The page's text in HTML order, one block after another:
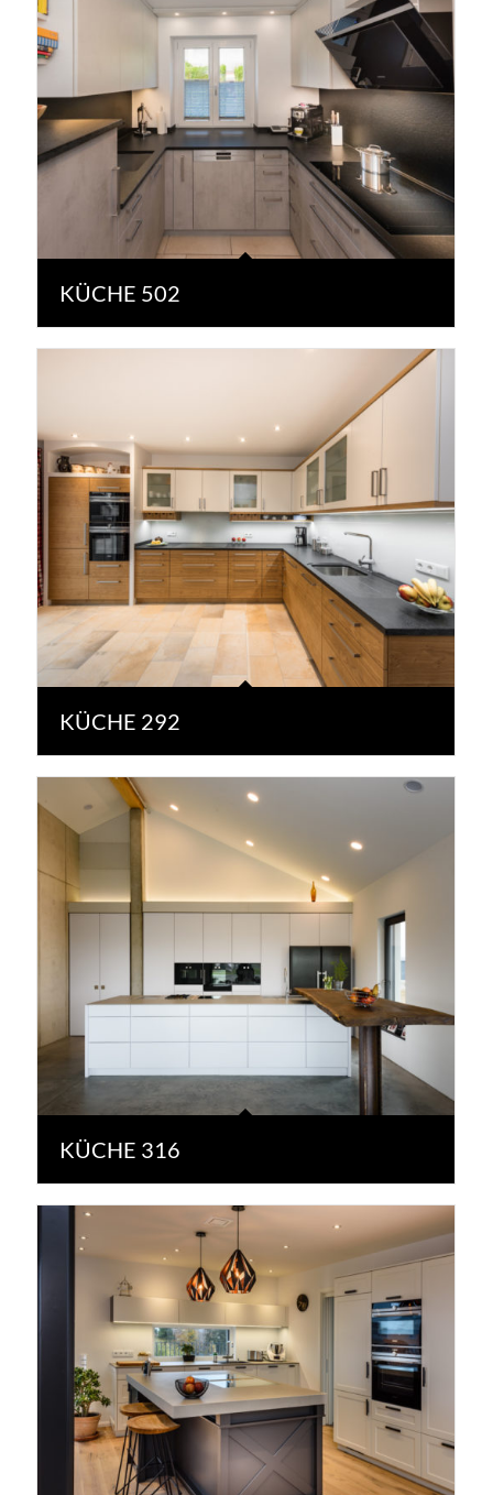
KÜCHE 502
KÜCHE 292
KÜCHE 316